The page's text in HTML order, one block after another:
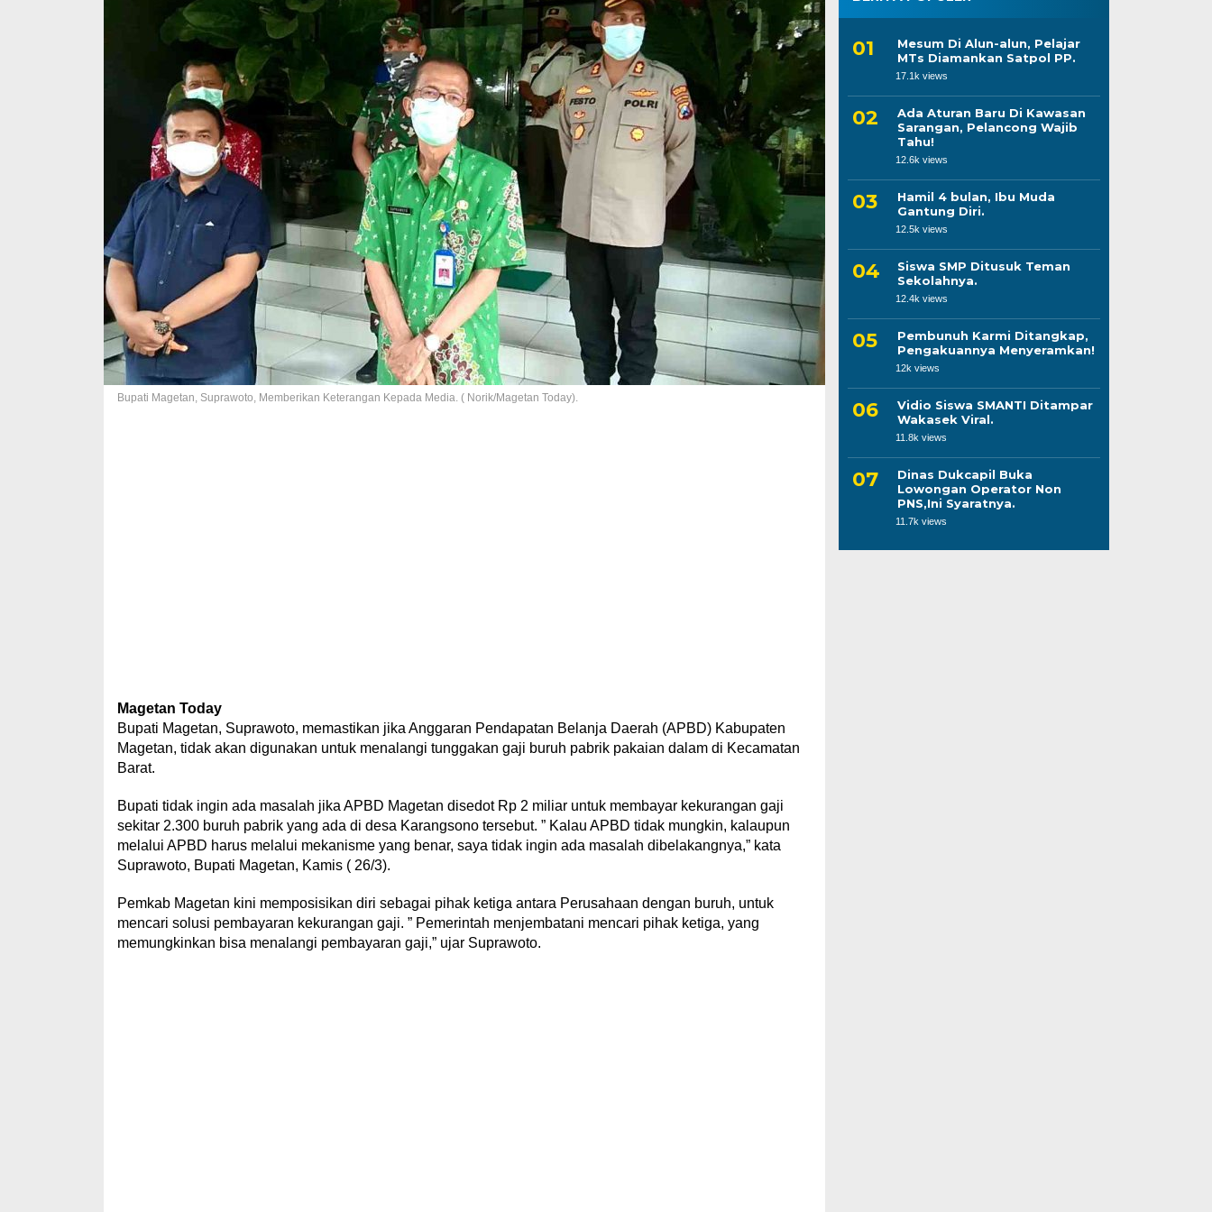
Bupati Magetan, Suprawoto, Memberikan Keterangan Kepada Media. ( Norik/Magetan Today).
Magetan Today
Bupati Magetan, Suprawoto, memastikan jika Anggaran Pendapatan Belanja Daerah (APBD) Kabupaten
Magetan, tidak akan digunakan untuk menalangi tunggakan gaji buruh pabrik pakaian dalam di Kecamatan
Barat.
Bupati tidak ingin ada masalah jika APBD Magetan disedot Rp 2 miliar untuk membayar kekurangan gaji
sekitar 2.300 buruh pabrik yang ada di desa Karangsono tersebut. ” Kalau APBD tidak mungkin, kalaupun
melalui APBD harus melalui mekanisme yang benar, saya tidak ingin ada masalah dibelakangnya,” kata
Suprawoto, Bupati Magetan, Kamis ( 26/3).
Pemkab Magetan kini memposisikan diri sebagai pihak ketiga antara Perusahaan dengan buruh, untuk
mencari solusi pembayaran kekurangan gaji. ” Pemerintah menjembatani mencari pihak ketiga, yang
memungkinkan bisa menalangi pembayaran gaji,” ujar Suprawoto.
Mesum Di Alun-alun, Pelajar
MTs Diamankan Satpol PP.
17.1k views
Ada Aturan Baru Di Kawasan
Sarangan, Pelancong Wajib
Tahu!
12.6k views
Hamil 4 bulan, Ibu Muda
Gantung Diri.
12.5k views
Siswa SMP Ditusuk Teman
Sekolahnya.
12.4k views
Pembunuh Karmi Ditangkap,
Pengakuannya Menyeramkan!
12k views
Vidio Siswa SMANTI Ditampar
Wakasek Viral.
11.8k views
Dinas Dukcapil Buka
Lowongan Operator Non
PNS,Ini Syaratnya.
11.7k views